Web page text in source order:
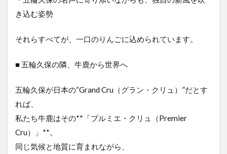
き込む姿勢
それらすべてが、一口のりんごに込められています。
■ 五輪久保の隣、牛鹿から世界へ
五輪久保が日本の“Grand Cru（グラン・クリュ）”だとす
れば、
私たち牛鹿はその**「プルミエ・クリュ（Premier
Cru）」**。
同じ気候と地質に育まれながら、